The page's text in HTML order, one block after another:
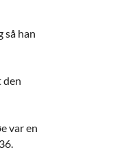
så han
den
var en